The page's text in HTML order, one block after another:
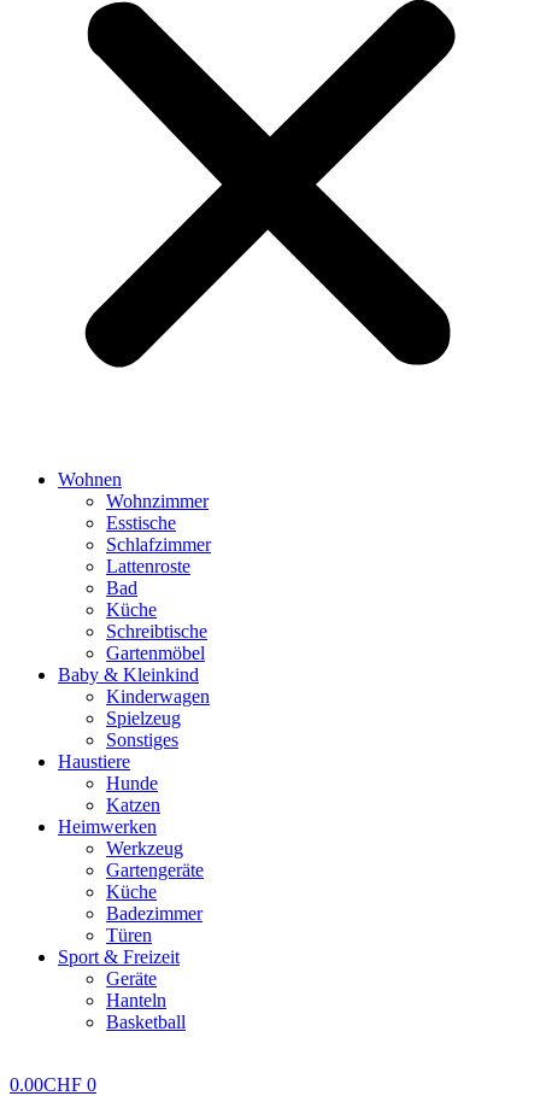
Wohnen
Wohnzimmer
Esstische
Schlafzimmer
Lattenroste
Bad
Küche
Schreibtische
Gartenmöbel
Baby & Kleinkind
Kinderwagen
Spielzeug
Sonstiges
Haustiere
Hunde
Katzen
Heimwerken
Werkzeug
Gartengeräte
Küche
Badezimmer
Türen
Sport & Freizeit
Geräte
Hanteln
Basketball
0.00CHF 0